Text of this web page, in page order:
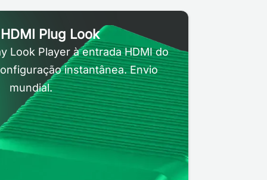
Plug Look
Look Player à entrada HDMI do
instantânea. Envio
mundial.